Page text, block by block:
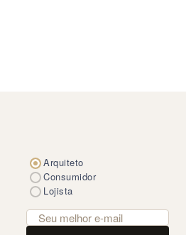
Arquiteto
Consumidor
Lojista